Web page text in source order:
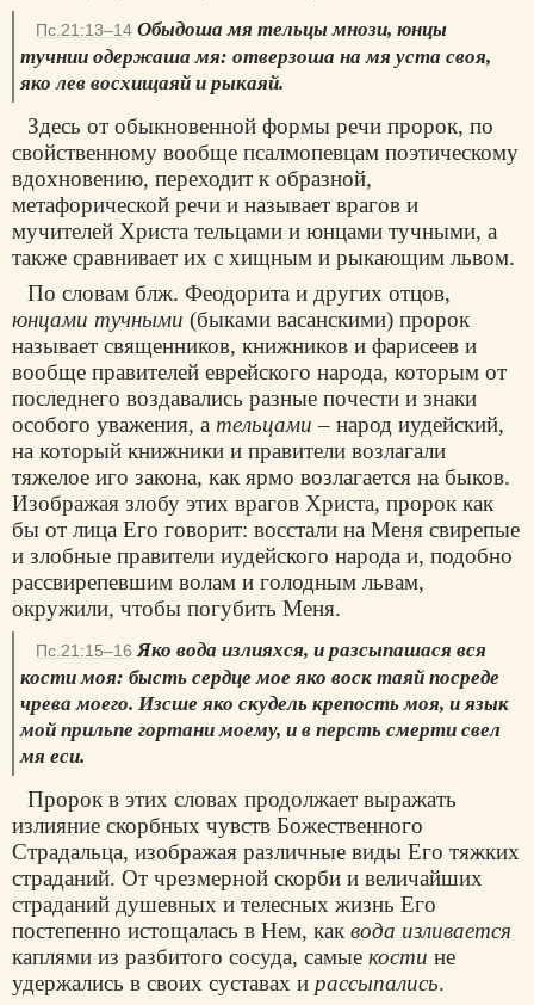
Пс.21:13–14 Обыдоша мя тельцы мнози, юнцы
тучнии одержаша мя: отверзоша на мя уста своя,
яко лев восхищаяй и рыкаяй.
Здесь от обыкновенной формы речи пророк, по
свойственному вообще псалмопевцам поэтическому
вдохновению, переходит к образной,
метафорической речи и называет врагов и
мучителей Христа тельцами и юнцами тучными, а
также сравнивает их с хищным и рыкающим львом.
По словам блж. Феодорита и других отцов,
юнцами тучными (быками васанскими) пророк
называет священников, книжников и фарисеев и
вообще правителей еврейского народа, которым от
последнего воздавались разные почести и знаки
особого уважения, а тельцами – народ иудейский,
на который книжники и правители возлагали
тяжелое иго закона, как ярмо возлагается на быков.
Изображая злобу этих врагов Христа, пророк как
бы от лица Его говорит: восстали на Меня свирепые
и злобные правители иудейского народа и, подобно
рассвирепевшим волам и голодным львам,
окружили, чтобы погубить Меня.
Пс.21:15–16 Яко вода излияхся, и разсыпашася вся
кости моя: бысть сердце мое яко воск таяй посреде
чрева моего. Изсше яко скудель крепость моя, и язык
мой прильпе гортани моему, и в персть смерти свел
мя еси.
Пророк в этих словах продолжает выражать
излияние скорбных чувств Божественного
Страдальца, изображая различные виды Его тяжких
страданий. От чрезмерной скорби и величайших
страданий душевных и телесных жизнь Его
постепенно истощалась в Нем, как вода изливается
каплями из разбитого сосуда, самые кости не
удержались в своих суставах и рассыпались.